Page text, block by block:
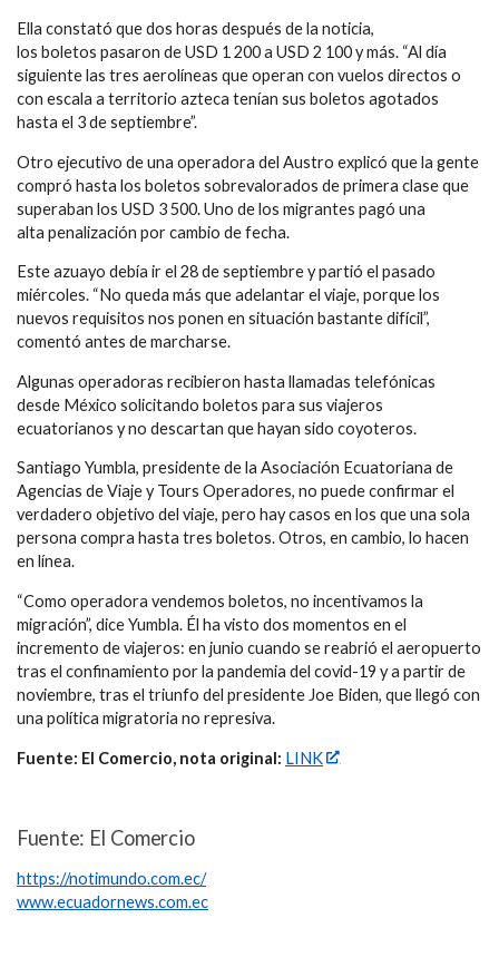
Ella constató que dos horas después de la noticia,
los boletos pasaron de USD 1 200 a USD 2 100 y más. “Al día
siguiente las tres aerolíneas que operan con vuelos directos o
con escala a territorio azteca tenían sus boletos agotados
hasta el 3 de septiembre”.
Otro ejecutivo de una operadora del Austro explicó que la gente
compró hasta los boletos sobrevalorados de primera clase que
superaban los USD 3 500. Uno de los migrantes pagó una
alta penalización por cambio de fecha.
Este azuayo debía ir el 28 de septiembre y partió el pasado
miércoles. “No queda más que adelantar el viaje, porque los
nuevos requisitos nos ponen en situación bastante difícil”,
comentó antes de marcharse.
Algunas operadoras recibieron hasta llamadas telefónicas
desde México solicitando boletos para sus viajeros
ecuatorianos y no descartan que hayan sido coyoteros.
Santiago Yumbla, presidente de la Asociación Ecuatoriana de
Agencias de Viaje y Tours Operadores, no puede confirmar el
verdadero objetivo del viaje, pero hay casos en los que una sola
persona compra hasta tres boletos. Otros, en cambio, lo hacen
en línea.
“Como operadora vendemos boletos, no incentivamos la
migración”, dice Yumbla. Él ha visto dos momentos en el
incremento de viajeros: en junio cuando se reabrió el aeropuerto
tras el confinamiento por la pandemia del covid-19 y a partir de
noviembre, tras el triunfo del presidente Joe Biden, que llegó con
una política migratoria no represiva.
Fuente: El Comercio, nota original: LINK
Fuente: El Comercio
https://notimundo.com.ec/
www.ecuadornews.com.ec